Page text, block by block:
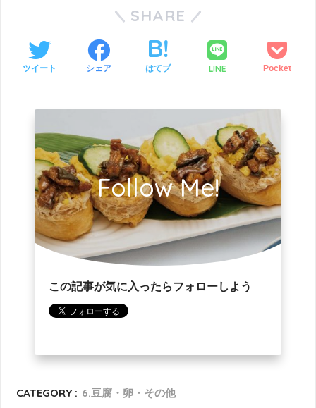
SHARE
ツイート シェア はてブ LINE Pocket
Follow Me!
この記事が気に入ったらフォローしよう
CATEGORY : 6.豆腐・卵・その他